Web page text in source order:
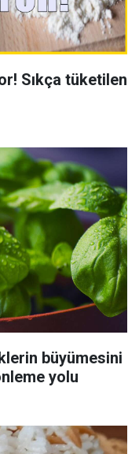
Sıkça tüketilen
büyümesini
yolu